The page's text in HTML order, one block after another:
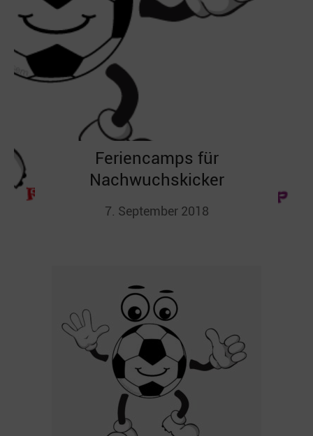
Feriencamps für
Nachwuchskicker
7. September 2018